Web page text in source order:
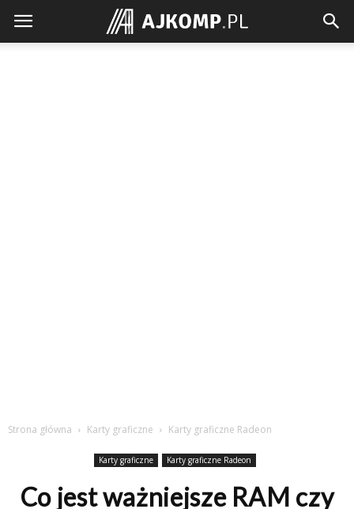
Ajkomp.pl
Strona główna Karty graficzne Karty graficzne Radeon
Karty graficzne Karty graficzne Radeon
Co jest ważniejsze RAM czy